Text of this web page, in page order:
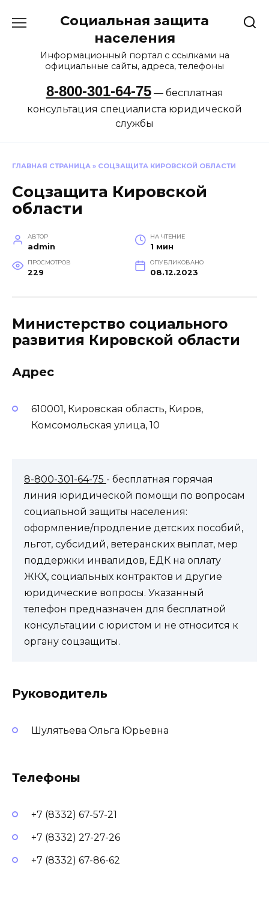
Социальная защита
населения
Информационный портал с ссылками на
официальные сайты, адреса, телефоны
8-800-301-64-75— бесплатная
консультация специалиста юридической
службы
ГЛАВНАЯ СТРАНИЦА » СОЦЗАЩИТА КИРОВСКОЙ ОБЛАСТИ
Соцзащита Кировской
области
АВТОР
admin
НА ЧТЕНИЕ
1 мин
ПРОСМОТРОВ
229
ОПУБЛИКОВАНО
08.12.2023
Министерство социального
развития Кировской области
Адрес
610001, Кировская область, Киров,
Комсомольская улица, 10
8-800-301-64-75 - бесплатная горячая
линия юридической помощи по вопросам
социальной защиты населения:
оформление/продление детских пособий,
льгот, субсидий, ветеранских выплат, мер
поддержки инвалидов, ЕДК на оплату
ЖКХ, социальных контрактов и другие
юридические вопросы. Указанный
телефон предназначен для бесплатной
консультации с юристом и не относится к
органу соцзащиты.
Руководитель
Шулятьева Ольга Юрьевна
Телефоны
+7 (8332) 67-57-21
+7 (8332) 27-27-26
+7 (8332) 67-86-62